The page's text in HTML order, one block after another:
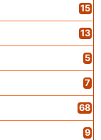
15
13
5
7
68
9